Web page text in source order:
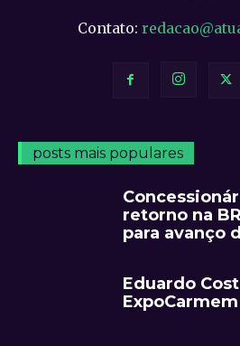
Contato:
posts mais populares
retorno na
para avanço
Eduardo